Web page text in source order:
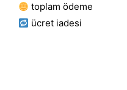
toplam ödeme
ücret i̇adesi